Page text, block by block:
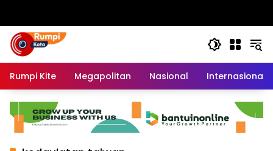
Rumpi Kite Megapolitan Nasional Internasional